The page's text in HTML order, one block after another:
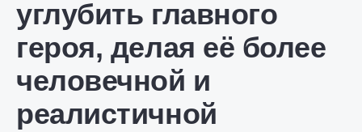
углубить главного
героя, делая её более
человечной и
реалистичной